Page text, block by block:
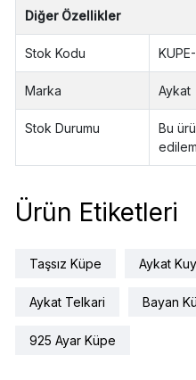
Diğer Özellikler
Stok Kodu
Marka Aykat
Stok Durumu
Bu
Ürün Etiketleri
Taşsız Küpe Aykat
Aykat Telkari Bayan
925 Ayar Küpe